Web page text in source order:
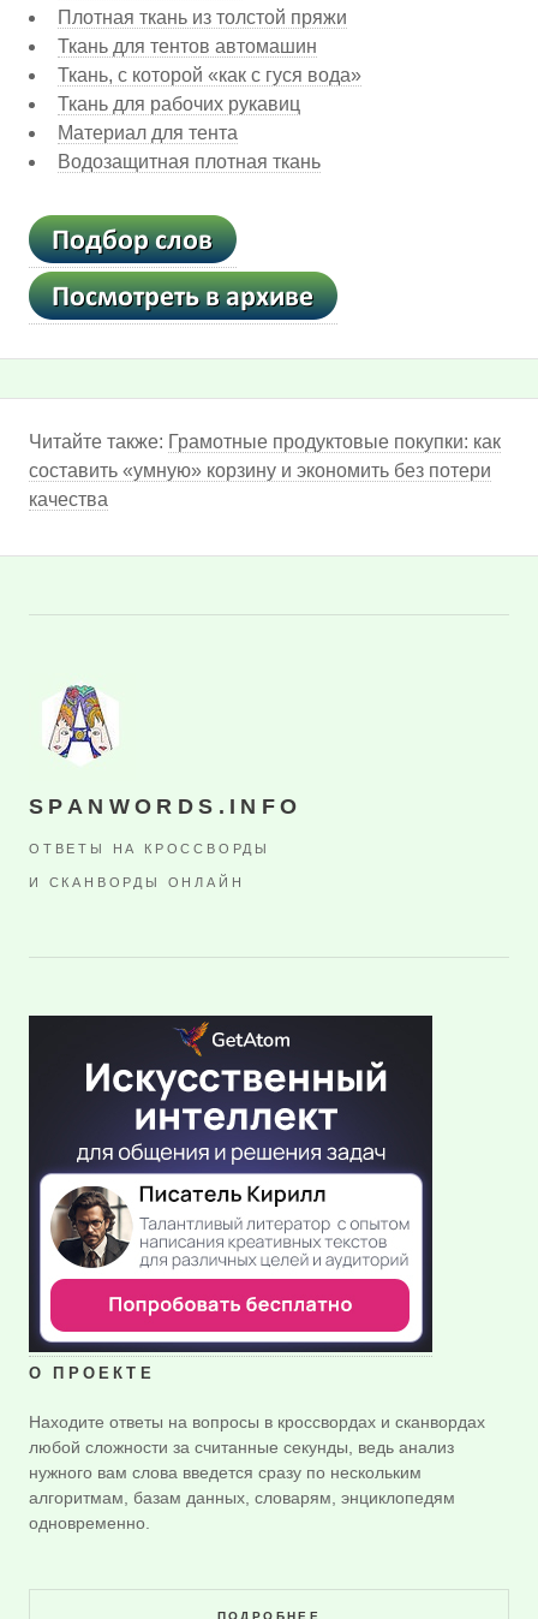
Плотная ткань из толстой пряжи
Ткань для тентов автомашин
Ткань, с которой «как с гуся вода»
Ткань для рабочих рукавиц
Материал для тента
Водозащитная плотная ткань
Читайте также: Грамотные продуктовые покупки: как
составить «умную» корзину и экономить без потери
качества
SPANWORDS.INFO
ОТВЕТЫ НА КРОССВОРДЫ
И СКАНВОРДЫ ОНЛАЙН
О ПРОЕКТЕ
Находите ответы на вопросы в кроссвордах и сканвордах
любой сложности за считанные секунды, ведь анализ
нужного вам слова введется сразу по нескольким
алгоритмам, базам данных, словарям, энциклопедям
одновременно.